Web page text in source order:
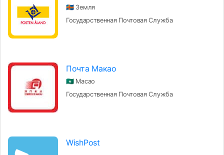
🇦🇽 Земля
Государственная Почтовая Служба
Почта Макао
🇲🇴 Macao
Государственная Почтовая Служба
WishPost